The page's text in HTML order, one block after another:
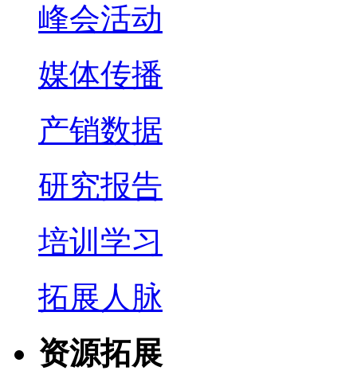
峰会活动
媒体传播
产销数据
研究报告
培训学习
拓展人脉
资源拓展